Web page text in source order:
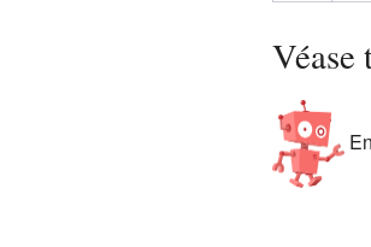
Véase